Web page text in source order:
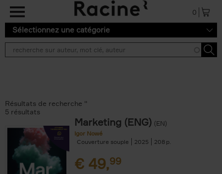
Aller au contenu principal
0
Sélectionnez une catégorie
Résultats de recherche ''
5 résultats
Marketing (ENG) (EN)
Igor Nowé
Couverture souple
2025 208
€ 49,99